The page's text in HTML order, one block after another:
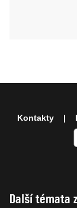
Další témata
Kontakty